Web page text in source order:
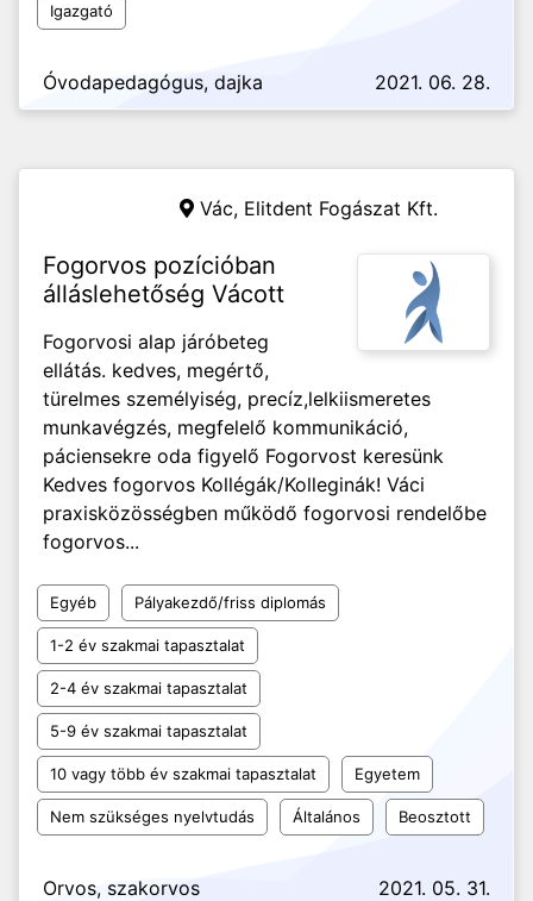
Igazgató
Óvodapedagógus, dajka 2021. 06. 28.
Vác, Elitdent Fogászat Kft.
Fogorvos pozícióban
álláslehetőség Vácott
Fogorvosi alap járóbeteg
ellátás. kedves, megértő,
türelmes személyiség, precíz,lelkiismeretes
munkavégzés, megfelelő kommunikáció,
páciensekre oda figyelő Fogorvost keresünk
Kedves fogorvos Kollégák/Kolleginák! Váci
praxisközösségben működő fogorvosi rendelőbe
fogorvos...
Egyéb Pályakezdő/friss diplomás
1-2 év szakmai tapasztalat
2-4 év szakmai tapasztalat
5-9 év szakmai tapasztalat
10 vagy több év szakmai tapasztalat Egyetem
Nem szükséges nyelvtudás Általános Beosztott
Orvos, szakorvos 2021. 05. 31.